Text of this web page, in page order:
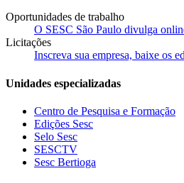
Oportunidades de trabalho
O SESC São Paulo divulga
Licitações
Inscreva sua empresa, baixe os
Unidades especializadas
Centro de Pesquisa e Formação
Edições Sesc
Selo Sesc
SESCTV
Sesc Bertioga